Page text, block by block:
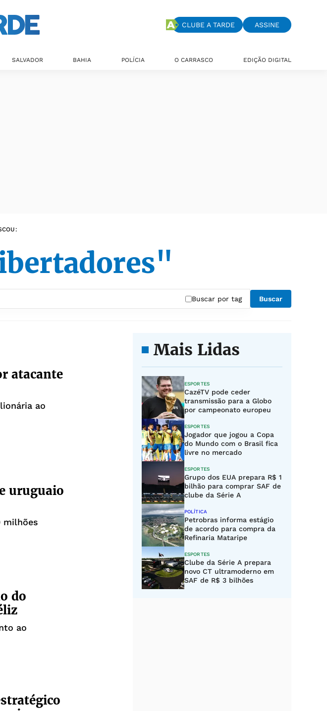
CLUBE A TARDE ASSINE
SALVADOR BAHIA POLÍCIA O CARRASCO EDIÇÃO DIGITAL
Buscar por tag Buscar
atacante
ao
uruguaio
milhões
do
ao
Mais Lidas
ESPORTES
CazéTV pode ceder
transmissão para a Globo
por campeonato europeu
ESPORTES
Jogador que jogou a Copa
do Mundo com o Brasil fica
livre no mercado
ESPORTES
Grupo dos EUA prepara R$ 1
bilhão para comprar SAF de
clube da Série A
POLÍTICA
Petrobras informa estágio
de acordo para compra da
Refinaria Mataripe
ESPORTES
Clube da Série A prepara
novo CT ultramoderno em
SAF de R$ 3 bilhões